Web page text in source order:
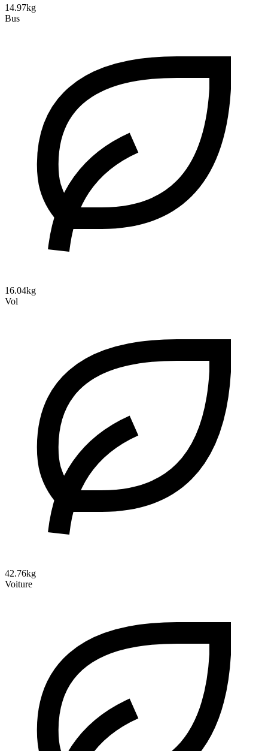
14.97kg
Bus
16.04kg
Vol
42.76kg
Voiture